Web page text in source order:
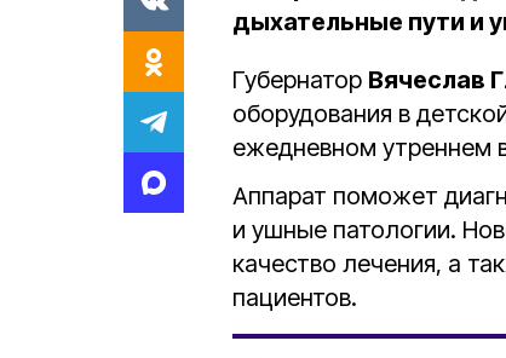
дыхательные пути и
Губернатор Вячеслав
оборудования в
ежедневном утреннем
Аппарат поможет
и ушные патологии.
качество лечения, а
пациентов.